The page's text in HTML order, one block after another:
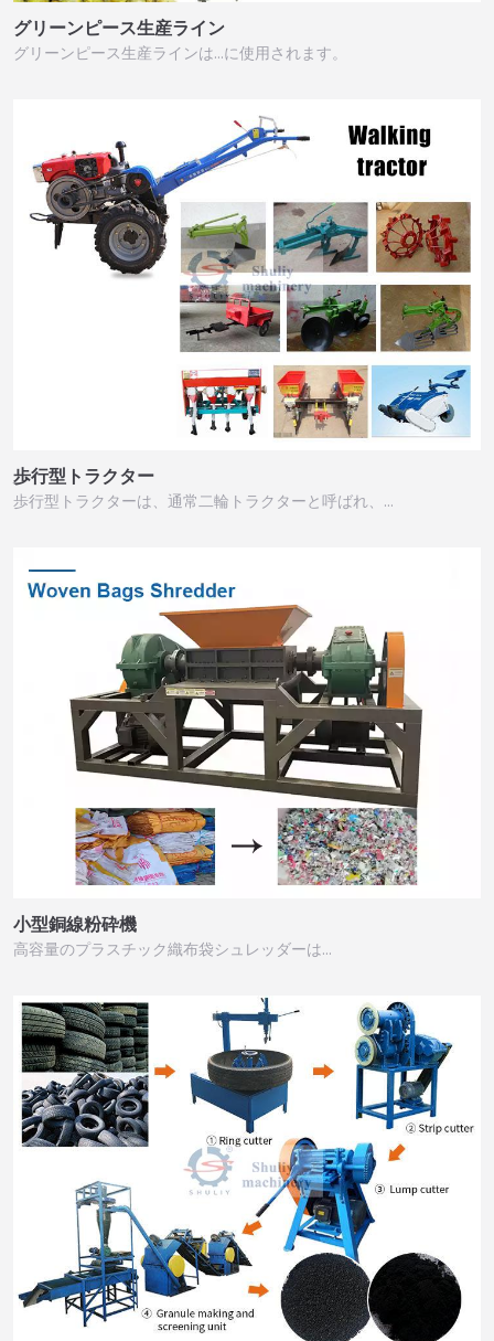
グリーンピース生産ライン
グリーンピース生産ラインは…に使用されます。
歩行型トラクター
歩行型トラクターは、通常二輪トラクターと呼ばれ、…
小型銅線粉砕機
高容量のプラスチック織布袋シュレッダーは…